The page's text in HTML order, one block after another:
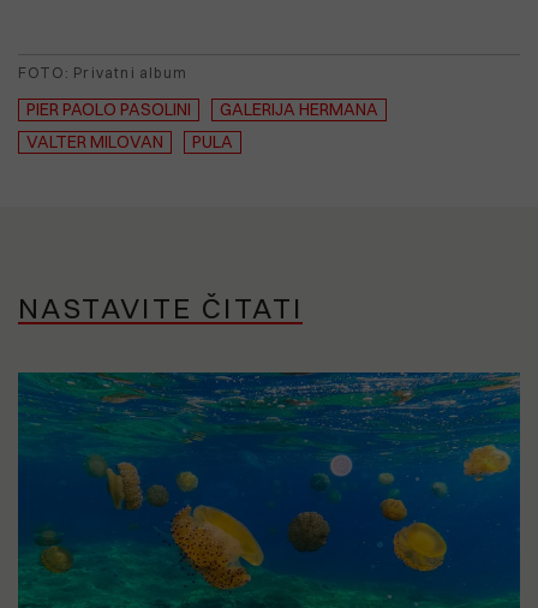
FOTO: Privatni album
PIER PAOLO PASOLINI
GALERIJA HERMANA
VALTER MILOVAN
PULA
NASTAVITE ČITATI